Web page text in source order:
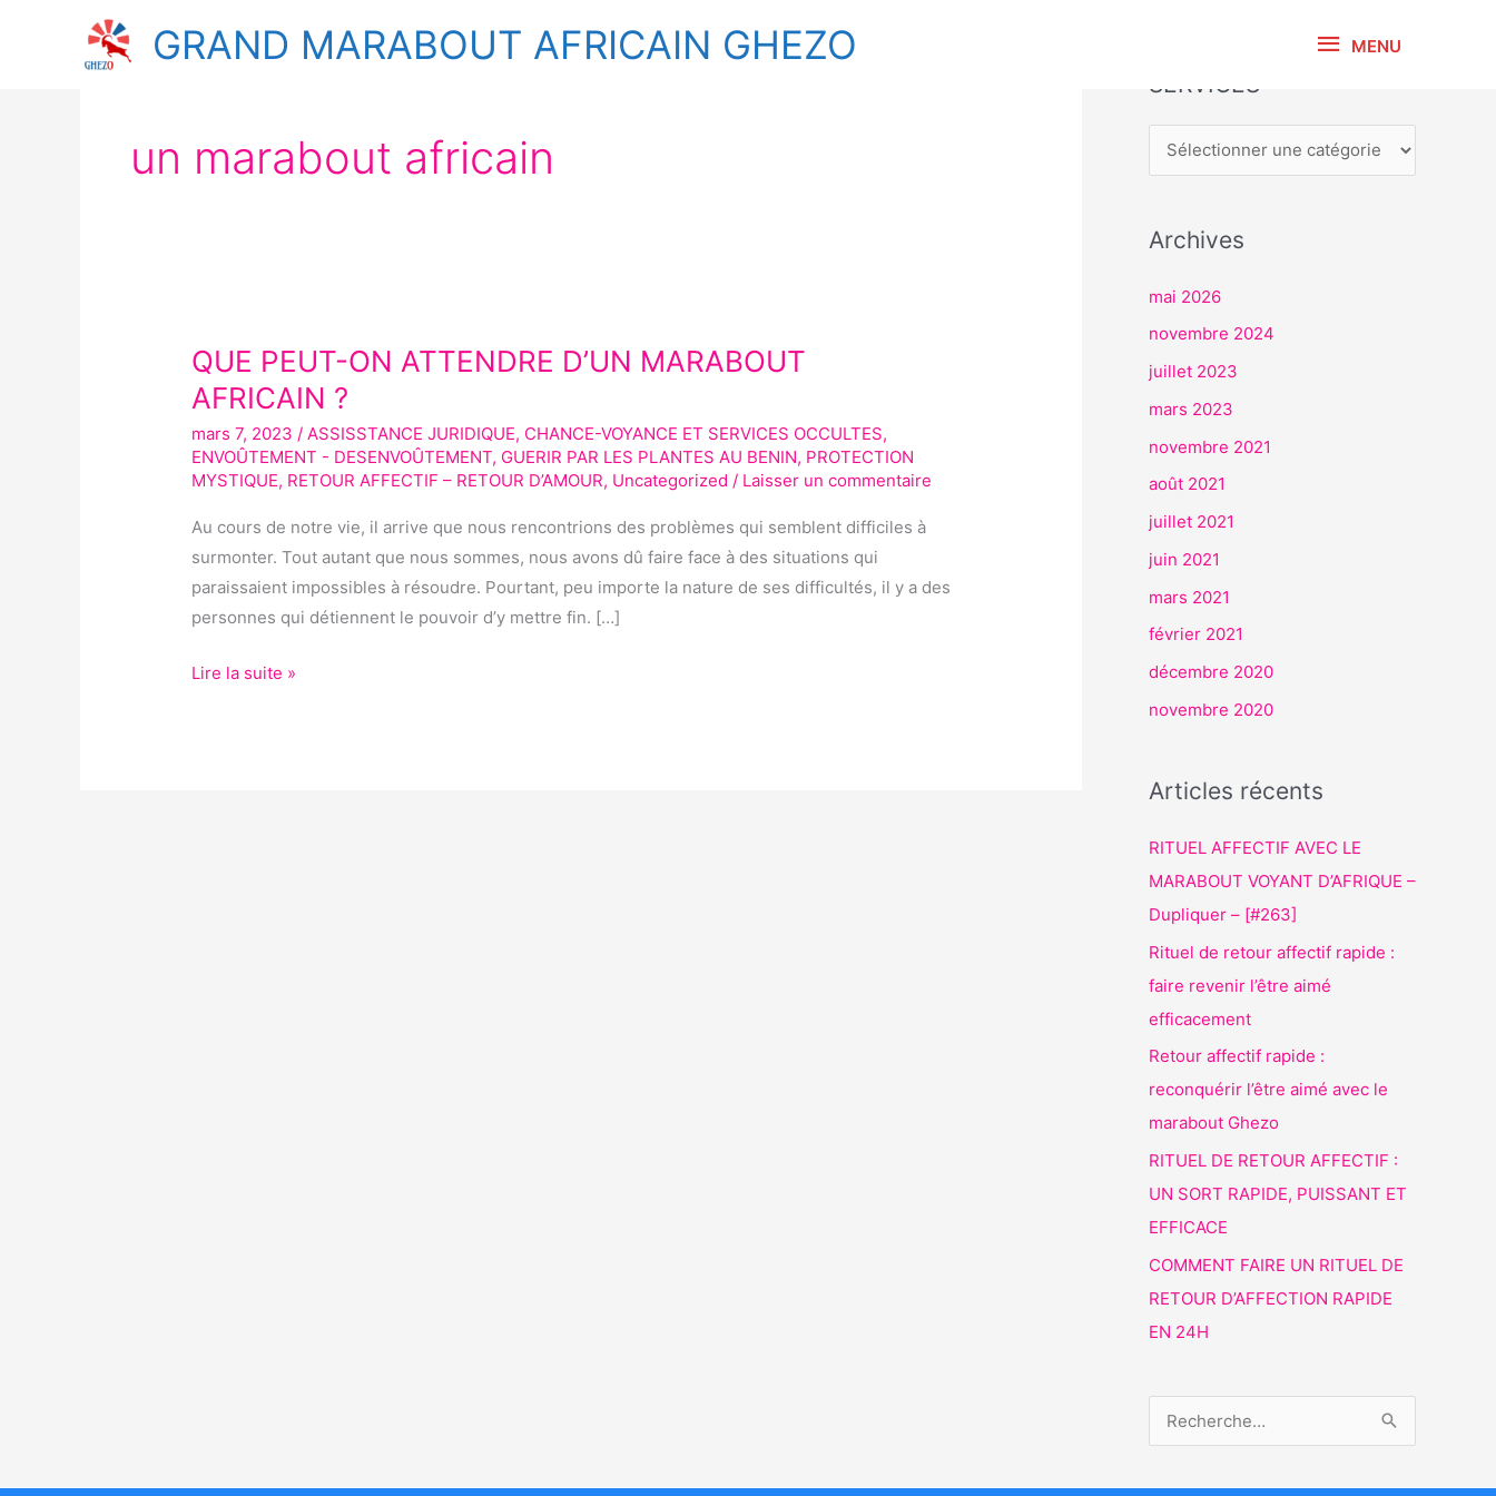
GRAND MARABOUT AFRICAIN GHEZO MENU
un marabout africain
QUE PEUT-ON ATTENDRE D’UN MARABOUT
AFRICAIN ?
mars 7, 2023/ASSISSTANCE JURIDIQUE, CHANCE-VOYANCE ET SERVICES OCCULTES,
ENVOÛTEMENT - DESENVOÛTEMENT, GUERIR PAR LES PLANTES AU BENIN, PROTECTION
MYSTIQUE, RETOUR AFFECTIF – RETOUR D’AMOUR, Uncategorized / Laisser un commentaire
Au cours de notre vie, il arrive que nous rencontrions des problèmes qui semblent difficiles à
surmonter. Tout autant que nous sommes, nous avons dû faire face à des situations qui
paraissaient impossibles à résoudre. Pourtant, peu importe la nature de ses difficultés, il y a des
personnes qui détiennent le pouvoir d’y mettre fin. […]
QUE
PEUT-
ATTENDRE
D’UN
AFRICAIN ?
Lire la suite »
SERVICES
V
C
Archives
mai 2026
novembre 2024
juillet 2023
mars 2023
novembre 2021
août 2021
juillet 2021
juin 2021
mars 2021
février 2021
décembre 2020
novembre 2020
Articles récents
RITUEL AFFECTIF AVEC LE
MARABOUT VOYANT D’AFRIQUE –
Dupliquer – [#263]
Rituel de retour affectif rapide :
faire revenir l’être aimé
efficacement
Retour affectif rapide :
reconquérir l’être aimé avec le
marabout Ghezo
RITUEL DE RETOUR AFFECTIF :
UN SORT RAPIDE, PUISSANT ET
EFFICACE
COMMENT FAIRE UN RITUEL DE
RETOUR D’AFFECTION RAPIDE
EN 24H